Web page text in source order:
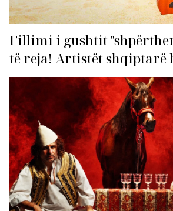
Fillimi i gushtit
të reja! Artistët shqiptarë
për hitin e verës!